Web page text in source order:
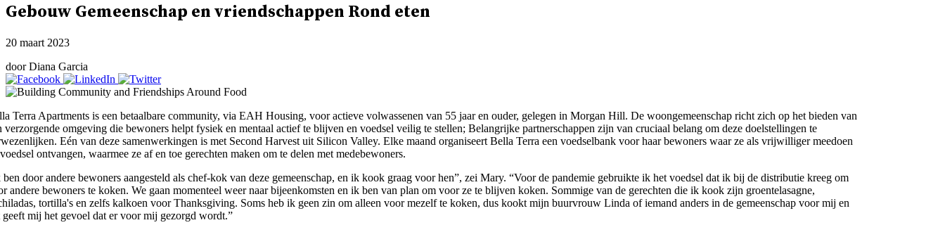
Gebouw Gemeenschap en vriendschappen Rond eten
20 maart 2023
door Diana Garcia
Terra Apartments is een betaalbare community, via EAH Housing, voor actieve volwassenen van 55 jaar en ouder, gelegen in Morgan Hill. De woongemeenschap richt zich op het bieden van
verzorgende omgeving die bewoners helpt fysiek en mentaal actief te blijven en voedsel veilig te stellen; Belangrijke partnerschappen zijn van cruciaal belang om deze doelstellingen te
Eén van deze samenwerkingen is met Second Harvest uit Silicon Valley. Elke maand organiseert Bella Terra een voedselbank voor haar bewoners waar ze als vrijwilliger meedoen
ontvangen, waarmee ze af en toe gerechten maken om te delen met medebewoners.
ben door andere bewoners aangesteld als chef-kok van deze gemeenschap, en ik kook graag voor hen”, zei Mary. “Voor de pandemie gebruikte ik het voedsel dat ik bij de distributie kreeg om
andere bewoners te koken. We gaan momenteel weer naar bijeenkomsten en ik ben van plan om voor ze te blijven koken. Sommige van de gerechten die ik kook zijn groentelasagne,
tortilla's en zelfs kalkoen voor Thanksgiving. Soms heb ik geen zin om alleen voor mezelf te koken, dus kookt mijn buurvrouw Linda of iemand anders in de gemeenschap voor mij en
geeft mij het gevoel dat er voor mij gezorgd wordt.”